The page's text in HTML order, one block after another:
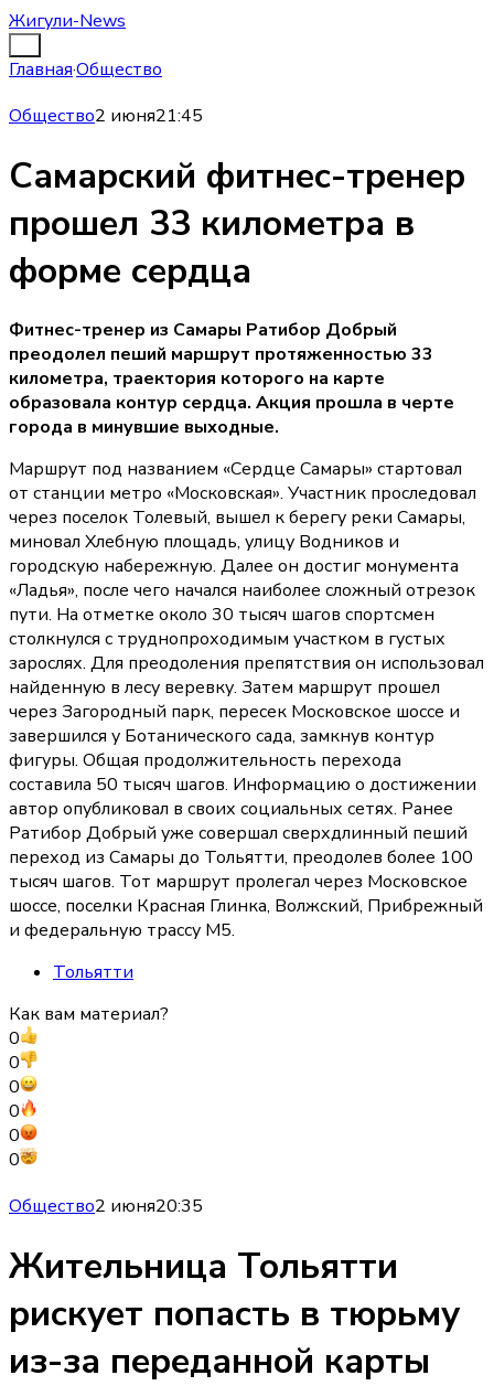
Жигули-News
Главная·Общество
Общество2 июня21:45
Самарский фитнес-тренер
прошел 33 километра в
форме сердца
Фитнес-тренер из Самары Ратибор Добрый
преодолел пеший маршрут протяженностью 33
километра, траектория которого на карте
образовала контур сердца. Акция прошла в черте
города в минувшие выходные.
Маршрут под названием «Сердце Самары» стартовал
от станции метро «Московская». Участник проследовал
через поселок Толевый, вышел к берегу реки Самары,
миновал Хлебную площадь, улицу Водников и
городскую набережную. Далее он достиг монумента
«Ладья», после чего начался наиболее сложный отрезок
пути. На отметке около 30 тысяч шагов спортсмен
столкнулся с труднопроходимым участком в густых
зарослях. Для преодоления препятствия он использовал
найденную в лесу веревку. Затем маршрут прошел
через Загородный парк, пересек Московское шоссе и
завершился у Ботанического сада, замкнув контур
фигуры. Общая продолжительность перехода
составила 50 тысяч шагов. Информацию о достижении
автор опубликовал в своих социальных сетях. Ранее
Ратибор Добрый уже совершал сверхдлинный пеший
переход из Самары до Тольятти, преодолев более 100
тысяч шагов. Тот маршрут пролегал через Московское
шоссе, поселки Красная Глинка, Волжский, Прибрежный
и федеральную трассу М5.
Тольятти
Как вам материал?
0
0
0
0
0
0
Общество2 июня20:35
Жительница Тольятти
рискует попасть в тюрьму
из-за переданной карты